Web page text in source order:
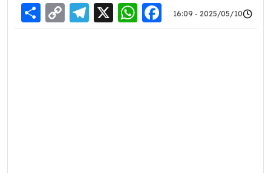
2025/05/10 - 16:09
Facebook
WhatsApp
X
Link